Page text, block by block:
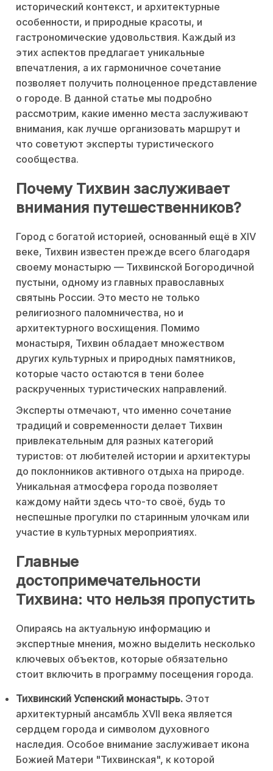
исторический контекст, и архитектурные
особенности, и природные красоты, и
гастрономические удовольствия. Каждый из
этих аспектов предлагает уникальные
впечатления, а их гармоничное сочетание
позволяет получить полноценное представление
о городе. В данной статье мы подробно
рассмотрим, какие именно места заслуживают
внимания, как лучше организовать маршрут и
что советуют эксперты туристического
сообщества.
Почему Тихвин заслуживает
внимания путешественников?
Город с богатой историей, основанный ещё в XIV
веке, Тихвин известен прежде всего благодаря
своему монастырю — Тихвинской Богородичной
пустыни, одному из главных православных
святынь России. Это место не только
религиозного паломничества, но и
архитектурного восхищения. Помимо
монастыря, Тихвин обладает множеством
других культурных и природных памятников,
которые часто остаются в тени более
раскрученных туристических направлений.
Эксперты отмечают, что именно сочетание
традиций и современности делает Тихвин
привлекательным для разных категорий
туристов: от любителей истории и архитектуры
до поклонников активного отдыха на природе.
Уникальная атмосфера города позволяет
каждому найти здесь что-то своё, будь то
неспешные прогулки по старинным улочкам или
участие в культурных мероприятиях.
Главные
достопримечательности
Тихвина: что нельзя пропустить
Опираясь на актуальную информацию и
экспертные мнения, можно выделить несколько
ключевых объектов, которые обязательно
стоит включить в программу посещения города.
Тихвинский Успенский монастырь. Этот
архитектурный ансамбль XVII века является
сердцем города и символом духовного
наследия. Особое внимание заслуживает икона
Божией Матери "Тихвинская", к которой